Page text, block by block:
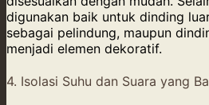
digunakan baik untuk dinding
sebagai pelindung, maupun
menjadi elemen dekoratif.
4. Isolasi Suhu dan Suara yang